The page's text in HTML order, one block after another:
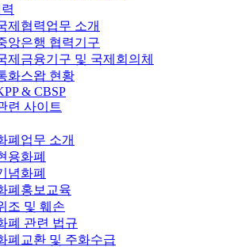
제협력업무 소개
앙은행 협력기구
제금융기구 및 국제회의체
화스왑 현황
& CBSP
련 사이트
폐업무 소개
용화폐
념화폐
폐홍보교육
조 및 훼손
폐 관련 법규
폐교환 및 주화수급